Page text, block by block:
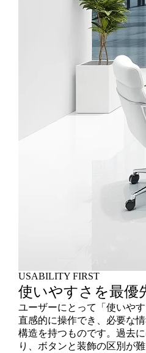
USABILITY FIRST
使いやすさを最優
ユーザーにとって「使いや
直感的に操作でき、必要な
構造を持つものです。過去
り、ボタンと装飾の区別が